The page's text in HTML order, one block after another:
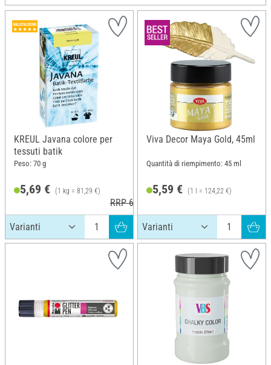
KREUL Javana colore per
tessuti batik
Peso: 70 g
5,69 € (1 kg = 81,29 €)
RRP 6,49 €
Viva Decor Maya Gold, 45ml
Quantità di riempimento: 45 ml
5,59 € (1 l = 124,22 €)